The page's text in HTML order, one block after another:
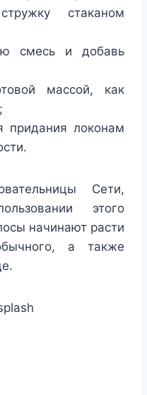
стаканом
смесь и добавь
массой, как
придания локонам
Сети,
этого
начинают расти
а также